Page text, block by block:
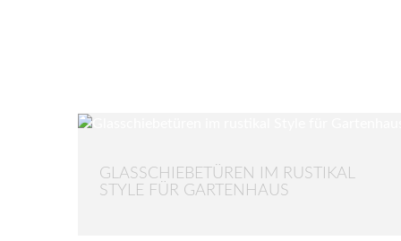
GLASSCHIEBETÜREN IM RUSTIKAL
STYLE FÜR GARTENHAUS